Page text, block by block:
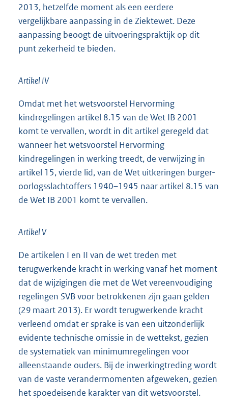
2013, hetzelfde moment als een eerdere
vergelijkbare aanpassing in de Ziektewet. Deze
aanpassing beoogt de uitvoeringspraktijk op dit
punt zekerheid te bieden.
Artikel IV
Omdat met het wetsvoorstel Hervorming
kindregelingen artikel 8.15 van de Wet IB 2001
komt te vervallen, wordt in dit artikel geregeld dat
wanneer het wetsvoorstel Hervorming
kindregelingen in werking treedt, de verwijzing in
artikel 15, vierde lid, van de Wet uitkeringen burger-
oorlogsslachtoffers 1940–1945 naar artikel 8.15 van
de Wet IB 2001 komt te vervallen.
Artikel V
De artikelen I en II van de wet treden met
terugwerkende kracht in werking vanaf het moment
dat de wijzigingen die met de Wet vereenvoudiging
regelingen SVB voor betrokkenen zijn gaan gelden
(29 maart 2013). Er wordt terugwerkende kracht
verleend omdat er sprake is van een uitzonderlijk
evidente technische omissie in de wettekst, gezien
de systematiek van minimumregelingen voor
alleenstaande ouders. Bij de inwerkingtreding wordt
van de vaste verandermomenten afgeweken, gezien
het spoedeisende karakter van dit wetsvoorstel.